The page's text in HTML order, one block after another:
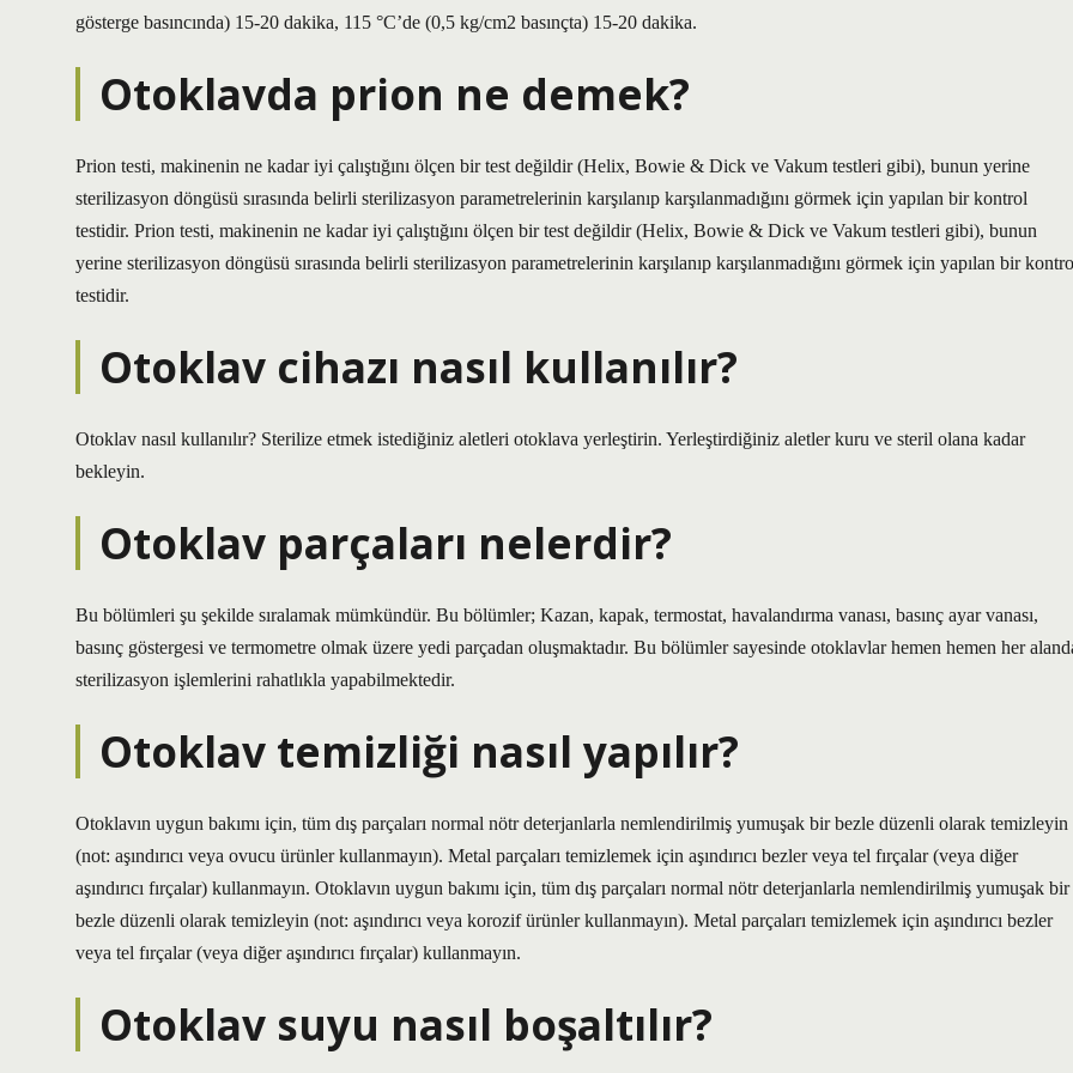
gösterge basıncında) 15-20 dakika, 115 °C’de (0,5 kg/cm2 basınçta) 15-20 dakika.
Otoklavda prion ne demek?
Prion testi, makinenin ne kadar iyi çalıştığını ölçen bir test değildir (Helix, Bowie & Dick ve Vakum testleri gibi), bunun yerine
sterilizasyon döngüsü sırasında belirli sterilizasyon parametrelerinin karşılanıp karşılanmadığını görmek için yapılan bir kontrol
testidir. Prion testi, makinenin ne kadar iyi çalıştığını ölçen bir test değildir (Helix, Bowie & Dick ve Vakum testleri gibi), bunun
yerine sterilizasyon döngüsü sırasında belirli sterilizasyon parametrelerinin karşılanıp karşılanmadığını görmek için yapılan bir
testidir.
Otoklav cihazı nasıl kullanılır?
Otoklav nasıl kullanılır? Sterilize etmek istediğiniz aletleri otoklava yerleştirin. Yerleştirdiğiniz aletler kuru ve steril olana kadar
bekleyin.
Otoklav parçaları nelerdir?
Bu bölümleri şu şekilde sıralamak mümkündür. Bu bölümler; Kazan, kapak, termostat, havalandırma vanası, basınç ayar vanası,
basınç göstergesi ve termometre olmak üzere yedi parçadan oluşmaktadır. Bu bölümler sayesinde otoklavlar hemen hemen her
sterilizasyon işlemlerini rahatlıkla yapabilmektedir.
Otoklav temizliği nasıl yapılır?
Otoklavın uygun bakımı için, tüm dış parçaları normal nötr deterjanlarla nemlendirilmiş yumuşak bir bezle düzenli olarak temizleyin
(not: aşındırıcı veya ovucu ürünler kullanmayın). Metal parçaları temizlemek için aşındırıcı bezler veya tel fırçalar (veya diğer
aşındırıcı fırçalar) kullanmayın. Otoklavın uygun bakımı için, tüm dış parçaları normal nötr deterjanlarla nemlendirilmiş yumuşak bir
bezle düzenli olarak temizleyin (not: aşındırıcı veya korozif ürünler kullanmayın). Metal parçaları temizlemek için aşındırıcı bezler
veya tel fırçalar (veya diğer aşındırıcı fırçalar) kullanmayın.
Otoklav suyu nasıl boşaltılır?